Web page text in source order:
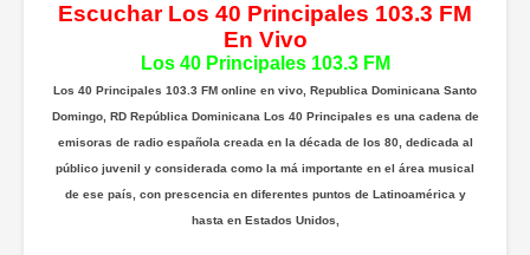
Escuchar Los 40 Principales 103.3 FM
En Vivo
Los 40 Principales 103.3 FM
Los 40 Principales 103.3 FM online en vivo, Republica Dominicana Santo
Domingo, RD República Dominicana Los 40 Principales es una cadena de
emisoras de radio española creada en la década de los 80, dedicada al
público juvenil y considerada como la má importante en el área musical
de ese país, con prescencia en diferentes puntos de Latinoamérica y
hasta en Estados Unidos,